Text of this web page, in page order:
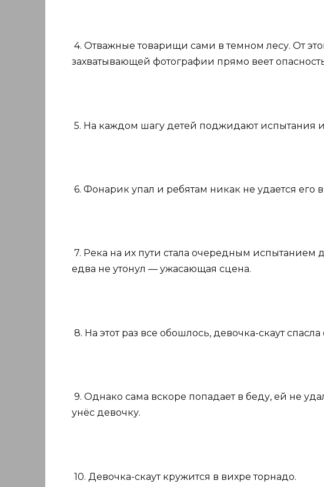
4. Отважные товарищи сами в темном лесу. От
захватывающей фотографии прямо веет
5. На каждом шагу детей поджидают испытания
6. Фонарик упал и ребятам никак не удается его
7. Река на их пути стала очередным испытанием
едва не утонул — ужасающая сцена.
8. На этот раз все обошлось, девочка-скаут
9. Однако сама вскоре попадает в беду, ей не
унёс девочку.
10. Девочка-скаут кружится в вихре торнадо.